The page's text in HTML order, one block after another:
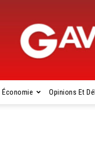
Économie Opinions Et